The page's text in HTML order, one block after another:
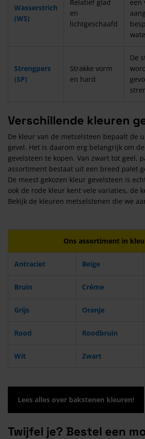
Wasserstrich
(WS)
Relatief glad
en
lichtgeschaafd
een
Strengpers
(SP)
Strakke vorm
en hard
De
Verschillende kleuren
De kleur van de metselsteen bepaalt de
gevel. Het is daarom erg belangrijk om
gevelsteen te kopen. Van zwart tot geel,
assortiment bestaat uit een breed palet
De meest gekozen kleur gevelsteen is
ook de rode kleur kent vele variaties, de
Bekijk de kleuren metselstenen die we
Ons assortiment in
Antraciet Beige
Bruin Créme
Grijs Oranje
Rood Roodbruin
Wit Zwart
Lees alles over bakstenen kleuren!
Twijfel je? Bestel een